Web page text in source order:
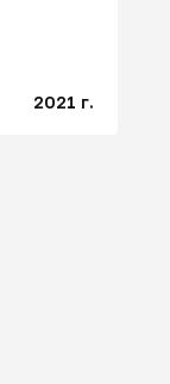
2021 г.